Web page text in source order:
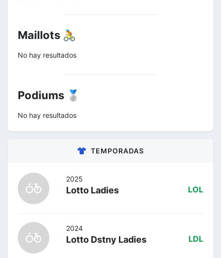
Maillots 🚴
No hay resultados
Podiums 🥈
No hay resultados
TEMPORADAS
2025
Lotto Ladies LOL
2024
Lotto Dstny Ladies LDL